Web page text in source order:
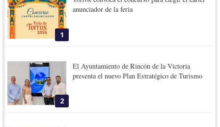
1
anunciador de la feria
2
El Ayuntamiento de Rincón de la Victoria
presenta el nuevo Plan Estratégico de Turismo